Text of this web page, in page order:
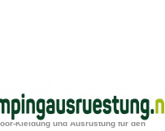
/
Kleidung und Ausrüstung für den